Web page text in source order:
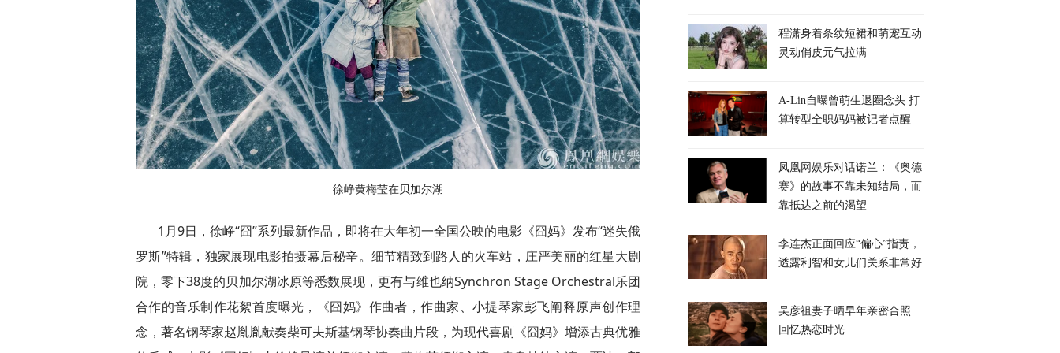
徐峥黄梅莹在贝加尔湖
1月9日，徐峥“囧”系列最新作品，即将在大年初一全国公映的电影《囧妈》发布“迷失俄
罗斯”特辑，独家展现电影拍摄幕后秘辛。细节精致到路人的火车站，庄严美丽的红星大剧
院，零下38度的贝加尔湖冰原等悉数展现，更有与维也纳Synchron Stage Orchestral乐团
合作的音乐制作花絮首度曝光，《囧妈》作曲者，作曲家、小提琴家彭飞阐释原声创作理
念，著名钢琴家赵胤胤献奏柴可夫斯基钢琴协奏曲片段，为现代喜剧《囧妈》增添古典优雅
程潇身着条纹短裙和萌宠互动
灵动俏皮元气拉满
A-Lin自曝曾萌生退圈念头 打
算转型全职妈妈被记者点醒
凤凰网娱乐对话诺兰：《奥德
赛》的故事不靠未知结局，而
靠抵达之前的渴望
李连杰正面回应“偏心”指责，
透露利智和女儿们关系非常好
吴彦祖妻子晒早年亲密合照
回忆热恋时光